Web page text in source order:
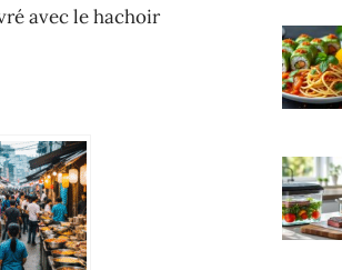
avec le hachoir